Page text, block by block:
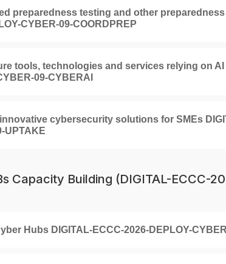
preparedness testing and other preparedness
CYBER-09-COORDPREP
tools, technologies and services relying on AI
09-CYBERAI
cybersecurity solutions for SMEs
UPTAKE
Capacity Building (DIGITAL-ECCC-
Hubs DIGITAL-ECCC-2026-DEPLOY-